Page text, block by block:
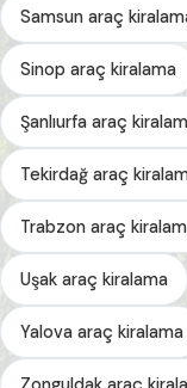
Samsun araç
Sinop araç kiralama
Şanlıurfa araç
Tekirdağ araç
Trabzon araç
Uşak araç kiralama
Yalova araç kiralama